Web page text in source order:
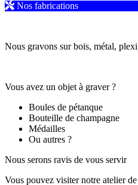
Nos fabrications
Nous gravons sur bois, métal,
Vous avez un objet à graver ?
Boules de pétanque
Bouteille de champagne
Médailles
Ou autres ?
Nous serons ravis de vous servir
Vous pouvez visiter notre atelier